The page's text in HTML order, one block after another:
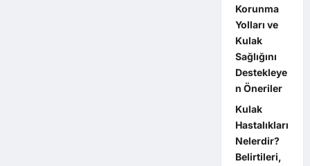
Korunma
Yolları ve
Kulak
Sağlığını
Destekleye
n Öneriler
Kulak
Hastalıkları
Nelerdir?
Belirtileri,